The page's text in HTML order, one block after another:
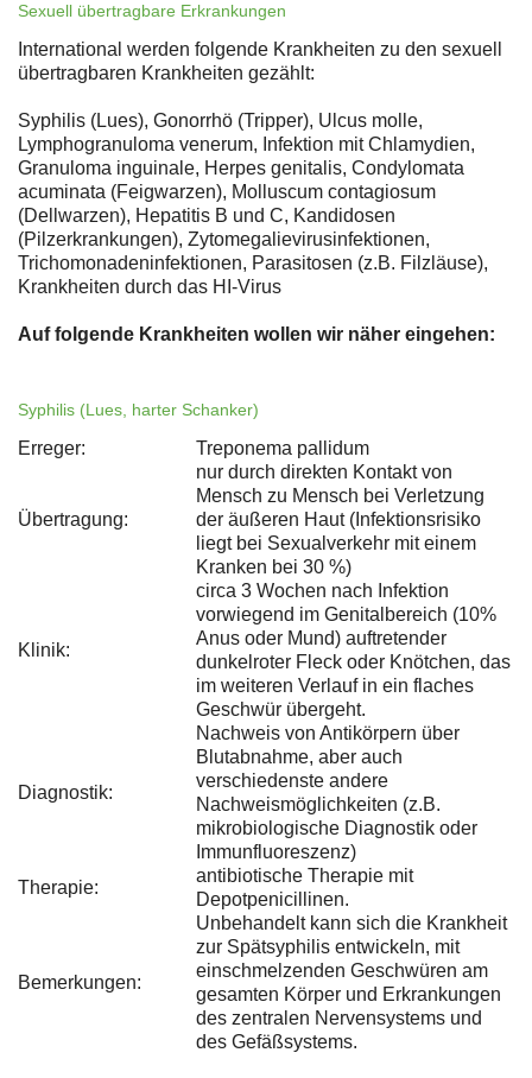
Sexuell übertragbare Erkrankungen
International werden folgende Krankheiten zu den sexuell
übertragbaren Krankheiten gezählt:
Syphilis (Lues), Gonorrhö (Tripper), Ulcus molle,
Lymphogranuloma venerum, Infektion mit Chlamydien,
Granuloma inguinale, Herpes genitalis, Condylomata
acuminata (Feigwarzen), Molluscum contagiosum
(Dellwarzen), Hepatitis B und C, Kandidosen
(Pilzerkrankungen), Zytomegalievirusinfektionen,
Trichomonadeninfektionen, Parasitosen (z.B. Filzläuse),
Krankheiten durch das HI-Virus
Auf folgende Krankheiten wollen wir näher eingehen:
Syphilis (Lues, harter Schanker)
Erreger: Treponema pallidum
Übertragung:
nur durch direkten Kontakt von
Mensch zu Mensch bei Verletzung
der äußeren Haut (Infektionsrisiko
liegt bei Sexualverkehr mit einem
Kranken bei 30 %)
Klinik:
circa 3 Wochen nach Infektion
vorwiegend im Genitalbereich (10%
Anus oder Mund) auftretender
dunkelroter Fleck oder Knötchen, das
im weiteren Verlauf in ein flaches
Geschwür übergeht.
Diagnostik:
Nachweis von Antikörpern über
Blutabnahme, aber auch
verschiedenste andere
Nachweismöglichkeiten (z.B.
mikrobiologische Diagnostik oder
Immunfluoreszenz)
Therapie:
antibiotische Therapie mit
Depotpenicillinen.
Bemerkungen:
Unbehandelt kann sich die Krankheit
zur Spätsyphilis entwickeln, mit
einschmelzenden Geschwüren am
gesamten Körper und Erkrankungen
des zentralen Nervensystems und
des Gefäßsystems.